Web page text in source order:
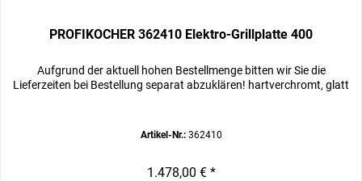
PROFIKOCHER 362410 Elektro-Grillplatte 400
Aufgrund der aktuell hohen Bestellmenge bitten wir Sie die
Lieferzeiten bei Bestellung separat abzuklären! hartverchromt, glatt
Artikel-Nr.:362410
1.478,00 € *